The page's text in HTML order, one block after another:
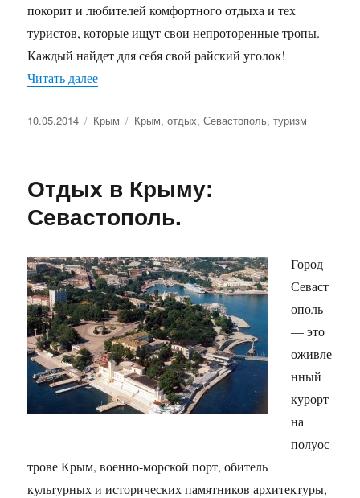
покорит и любителей комфортного отдыха и тех
туристов, которые ищут свои непроторенные тропы.
Каждый найдет для себя свой райский уголок!
Читать далее«Крымский тур для любителей путешествий»
Опубликовано
10.05.2014 Рубрики
Крым Метки
Крым,отдых,Севастополь,туризм
Отдых в Крыму:
Севастополь.
Город
Севаст
ополь
— это
оживле
нный
курорт
на
полуос
трове Крым, военно-морской порт, обитель
культурных и исторических памятников архитектуры,